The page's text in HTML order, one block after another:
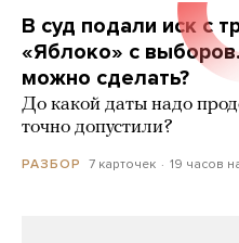
В суд подали иск с
«Яблоко» с
можно сделать?
До какой даты надо
точно допустили?
РАЗБОР 7 карточек 19 часов